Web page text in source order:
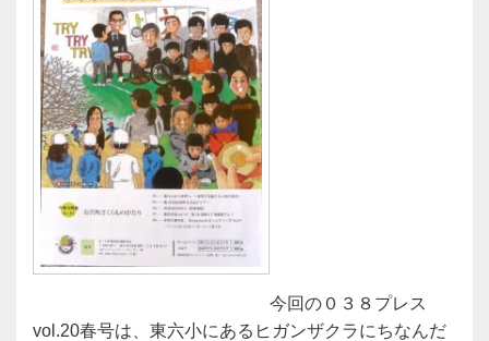
今回の０３８プレス
vol.20春号は、東六小にあるヒガンザクラにちなんだ